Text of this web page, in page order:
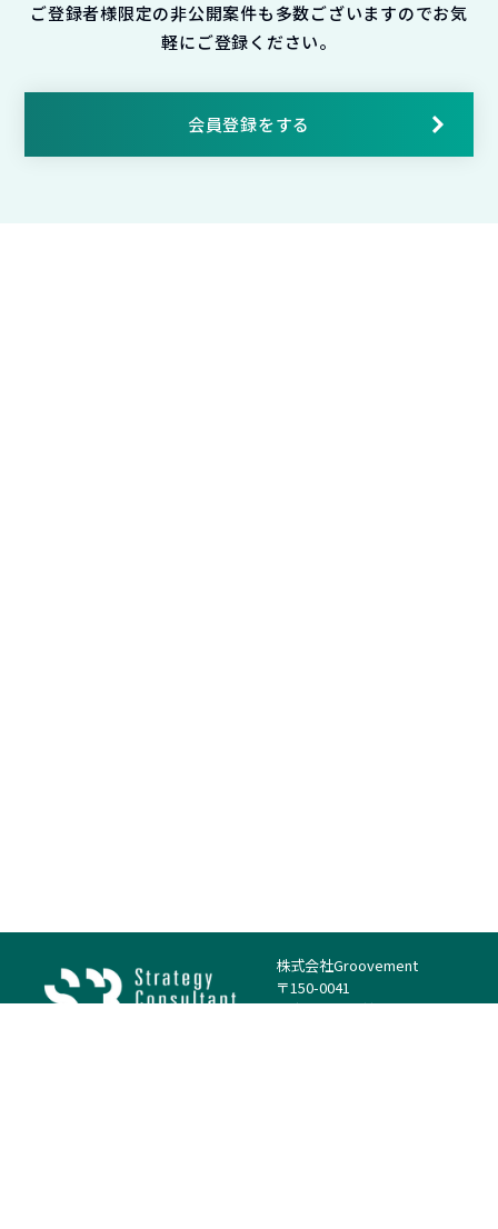
ご登録者様限定の非公開案件も多数ございますのでお気
軽にご登録ください。
会員登録をする
株式会社Groovement
〒150-0041
東京都渋谷区神南1丁目23−14